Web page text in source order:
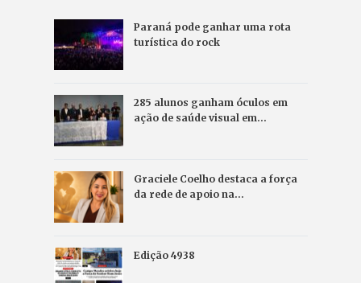
Paraná pode ganhar uma rota
turística do rock
285 alunos ganham óculos em
ação de saúde visual em…
Graciele Coelho destaca a força
da rede de apoio na…
Edição 4938